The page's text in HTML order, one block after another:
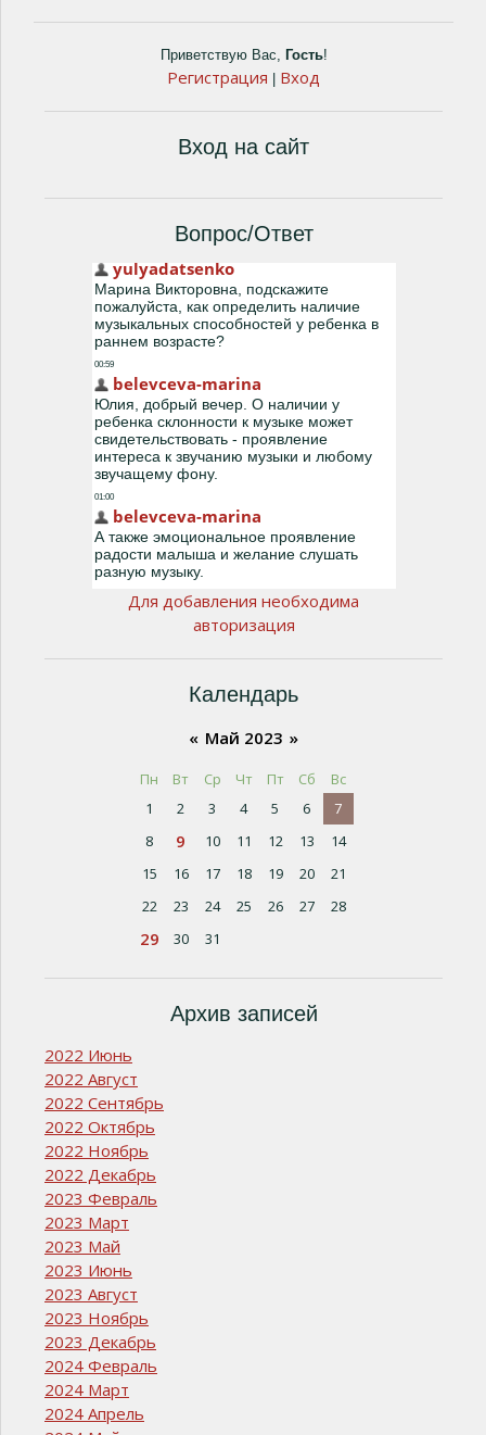
Приветствую Вас, Гость!
Регистрация Вход
Вход на сайт
Вопрос/Ответ
Для добавления необходима
авторизация
Календарь
« Май 2023 »
Пн Вт Ср Чт Пт Сб
Вс
1
2 3 4 5 6
7
8
9 10 11 12 13
14
15
16 17 18 19 20
21
22
23 24 25 26 27 28
29 30 31
Архив записей
2022 Июнь
2022 Август
2022 Сентябрь
2022 Октябрь
2022 Ноябрь
2022 Декабрь
2023 Февраль
2023 Март
2023 Май
2023 Июнь
2023 Август
2023 Ноябрь
2023 Декабрь
2024 Февраль
2024 Март
2024 Апрель